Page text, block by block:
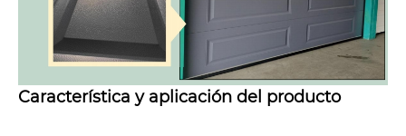
Característica y aplicación del producto